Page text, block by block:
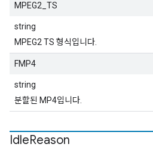
MPEG2_TS
string
MPEG2 TS 형식입니다.
FMP4
string
분할된 MP4입니다.
IdleReason